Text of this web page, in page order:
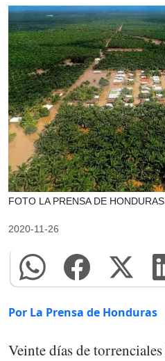
FOTO LA PRENSA DE HONDURAS
2020-11-26
Por La Prensa de Honduras
Veinte días de torrenciales